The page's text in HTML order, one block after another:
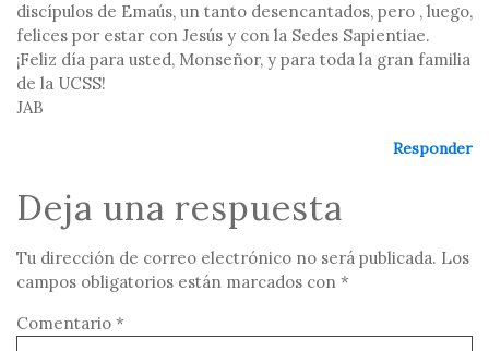
discípulos de Emaús, un tanto desencantados, pero , luego,
felices por estar con Jesús y con la Sedes Sapientiae.
¡Feliz día para usted, Monseñor, y para toda la gran familia
de la UCSS!
JAB
Responder
Deja una respuesta
Tu dirección de correo electrónico no será publicada. Los
campos obligatorios están marcados con *
Comentario *